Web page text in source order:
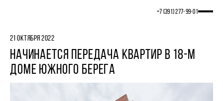
+7 (391) 277‒99‒01
21 ОКТЯБРЯ 2022
НАЧИНАЕТСЯ ПЕРЕДАЧА КВАРТИР В 18-М
ДОМЕ ЮЖНОГО БЕРЕГА